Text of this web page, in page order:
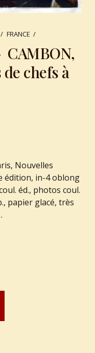
/ FRANCE /
chefs à
Nouvelles
édition, in-4 oblong
éd., photos coul.
papier glacé, très